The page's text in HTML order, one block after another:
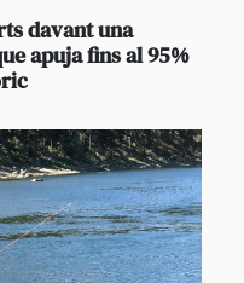
davant una
apuja fins al 95%